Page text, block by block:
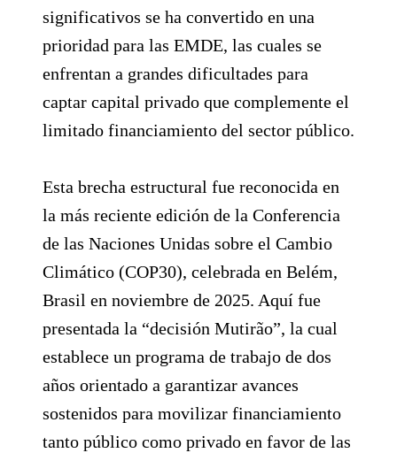
significativos se ha convertido en una
prioridad para las EMDE, las cuales se
enfrentan a grandes dificultades para
captar capital privado que complemente el
limitado financiamiento del sector público.
Esta brecha estructural fue reconocida en
la más reciente edición de la Conferencia
de las Naciones Unidas sobre el Cambio
Climático (COP30), celebrada en Belém,
Brasil en noviembre de 2025. Aquí fue
presentada la “decisión Mutirão”, la cual
establece un programa de trabajo de dos
años orientado a garantizar avances
sostenidos para movilizar financiamiento
tanto público como privado en favor de las